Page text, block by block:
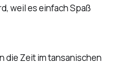
weil es einfach Spaß
die Zeit im tansanischen